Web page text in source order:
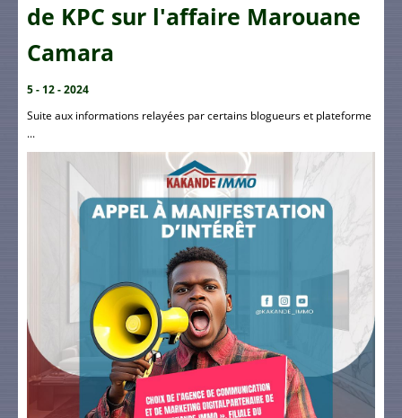
de KPC sur l'affaire Marouane
Camara
5 - 12 - 2024
Suite aux informations relayées par certains blogueurs et plateforme
...